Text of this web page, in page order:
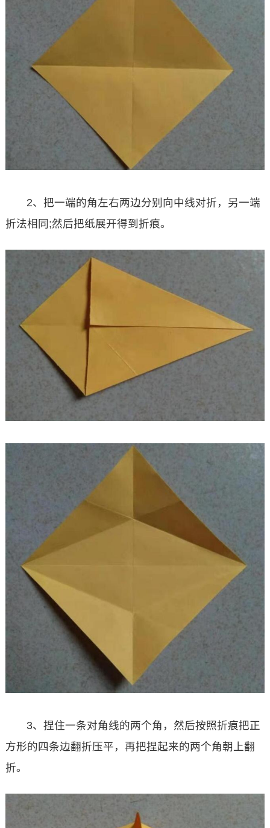
2、把一端的角左右两边分别向中线对折，另一端
折法相同;然后把纸展开得到折痕。
3、捏住一条对角线的两个角，然后按照折痕把正
方形的四条边翻折压平，再把捏起来的两个角朝上翻
折。